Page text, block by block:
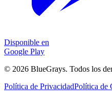
Disponible en
Google Play
© 2026 BlueGrays. Todos los
Política de PrivacidadPolítica de